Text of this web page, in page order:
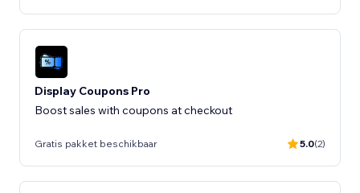
Display Coupons Pro
Boost sales with coupons at checkout
Gratis pakket beschikbaar 5.0(2)